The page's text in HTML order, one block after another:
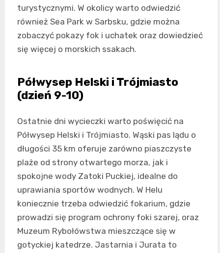
turystycznymi. W okolicy warto odwiedzić
również Sea Park w Sarbsku, gdzie można
zobaczyć pokazy fok i uchatek oraz dowiedzieć
się więcej o morskich ssakach.
Półwysep Helski i Trójmiasto
(dzień 9-10)
Ostatnie dni wycieczki warto poświęcić na
Półwysep Helski i Trójmiasto. Wąski pas lądu o
długości 35 km oferuje zarówno piaszczyste
plaże od strony otwartego morza, jak i
spokojne wody Zatoki Puckiej, idealne do
uprawiania sportów wodnych. W Helu
koniecznie trzeba odwiedzić fokarium, gdzie
prowadzi się program ochrony foki szarej, oraz
Muzeum Rybołówstwa mieszczące się w
gotyckiej katedrze. Jastarnia i Jurata to